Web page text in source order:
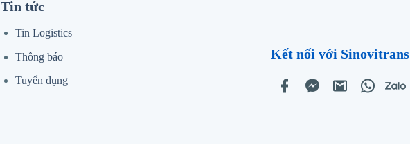
Tin tức
Tin Logistics
Thông báo
Tuyển dụng
Kết nối với Sinovitrans